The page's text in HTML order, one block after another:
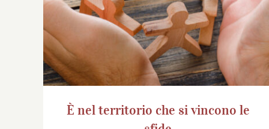
È nel territorio che si vincono le